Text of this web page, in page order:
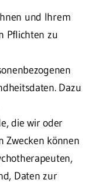
und Ihrem
Pflichten zu
Dazu
die wir oder
Zwecken können
Daten zur